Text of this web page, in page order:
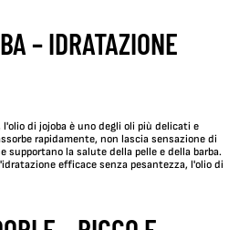
– IDRATAZIONE
di jojoba è uno degli oli più delicati e
rapidamente, non lascia sensazione di
la salute della pelle e della barba.
efficace senza pesantezza, l'olio di